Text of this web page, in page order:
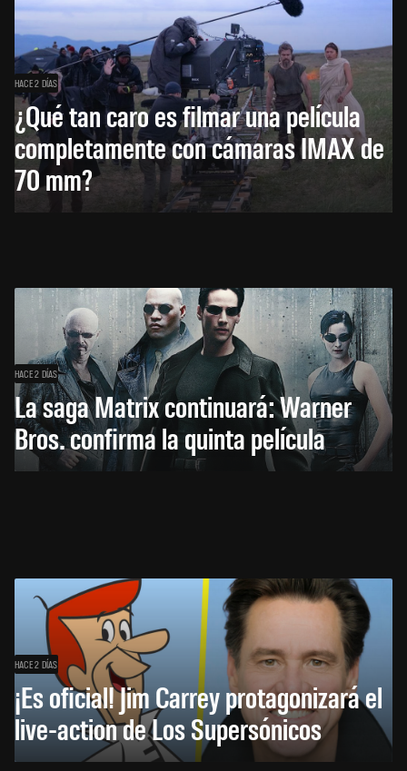
HACE 2 DÍAS
¿Qué tan caro es filmar una película
completamente con cámaras IMAX de
70 mm?
HACE 2 DÍAS
La saga Matrix continuará: Warner
Bros. confirma la quinta película
HACE 2 DÍAS
¡Es oficial! Jim Carrey protagonizará el
live-action de Los Supersónicos